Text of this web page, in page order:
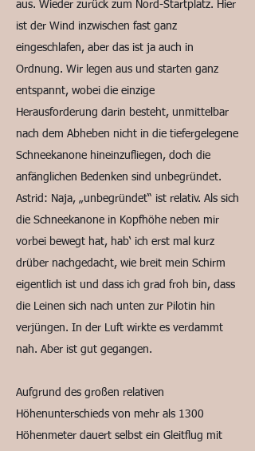
aus. Wieder zurück zum Nord-Startplatz. Hier
ist der Wind inzwischen fast ganz
eingeschlafen, aber das ist ja auch in
Ordnung. Wir legen aus und starten ganz
entspannt, wobei die einzige
Herausforderung darin besteht, unmittelbar
nach dem Abheben nicht in die tiefergelegene
Schneekanone hineinzufliegen, doch die
anfänglichen Bedenken sind unbegründet.
Astrid: Naja, „unbegründet“ ist relativ. Als sich
die Schneekanone in Kopfhöhe neben mir
vorbei bewegt hat, hab‘ ich erst mal kurz
drüber nachgedacht, wie breit mein Schirm
eigentlich ist und dass ich grad froh bin, dass
die Leinen sich nach unten zur Pilotin hin
verjüngen. In der Luft wirkte es verdammt
nah. Aber ist gut gegangen.
Aufgrund des großen relativen
Höhenunterschieds von mehr als 1300
Höhenmeter dauert selbst ein Gleitflug mit